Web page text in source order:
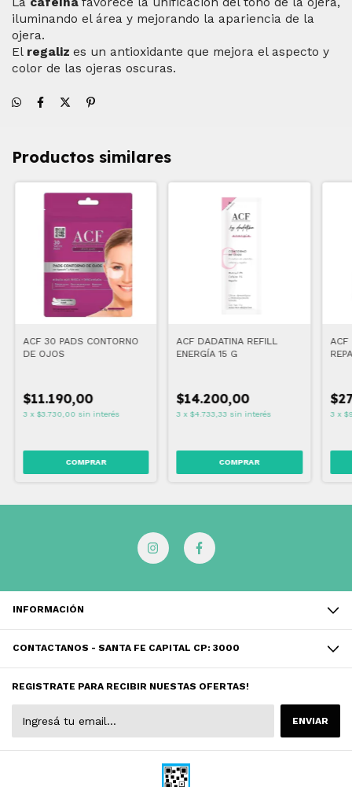
iluminando el área y mejorando la apariencia de la
ojera.
El regaliz es un antioxidante que mejora el aspecto y
color de las ojeras oscuras.
Productos similares
ACF 30 PADS CONTORNO
DE OJOS
$11.190,00
3 x $3.730,00 sin interés
ACF DADATINA REFILL
ENERGÍA 15 G
$14.200,00
3 x $4.733,33 sin interés
ACF
3 x
INFORMACIÓN
CONTACTANOS - SANTA FE CAPITAL CP: 3000
REGISTRATE PARA RECIBIR NUESTAS OFERTAS!